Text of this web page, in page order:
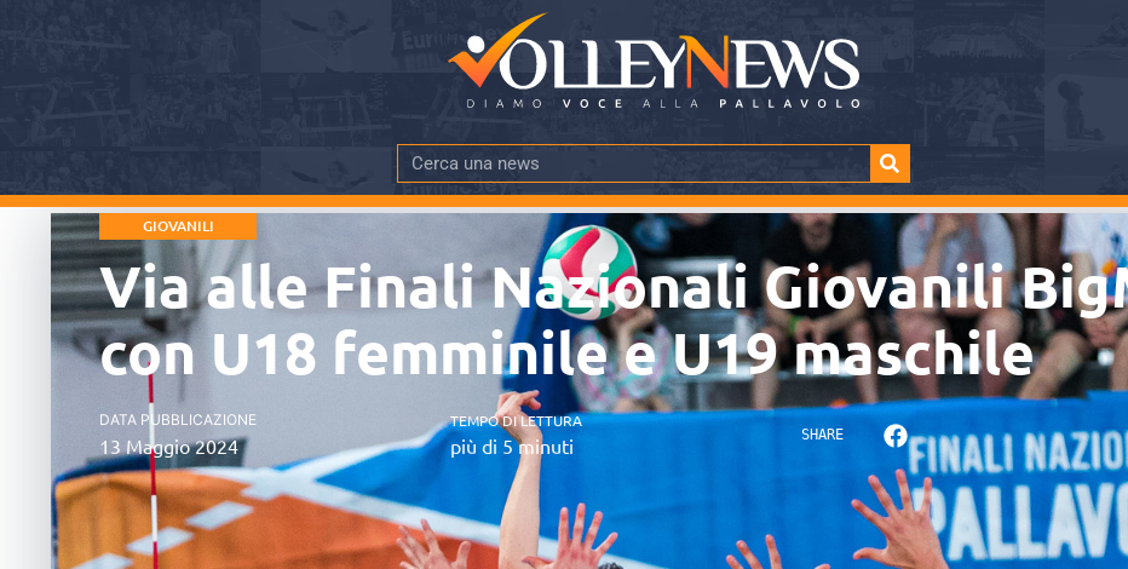
GIOVANILI
Via alle Finali Nazionali Giovanili
con U18 femminile e U19 maschile
DATA PUBBLICAZIONE
13 Maggio 2024
TEMPO DI LETTURA
più di 5 minuti SHARE